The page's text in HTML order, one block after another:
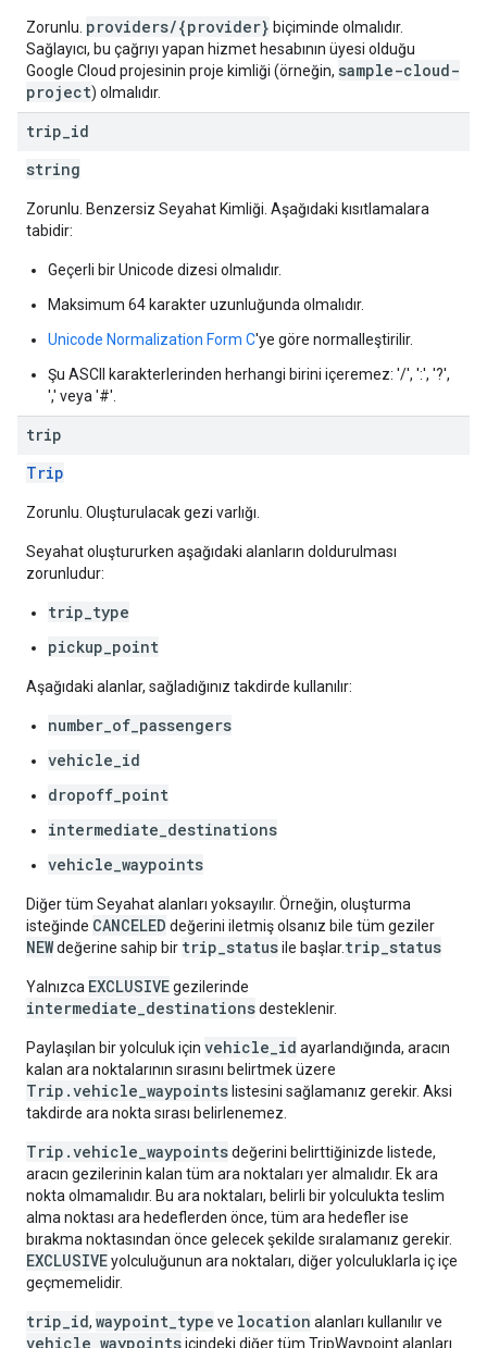
Zorunlu. providers/{provider} biçiminde olmalıdır.
Sağlayıcı, bu çağrıyı yapan hizmet hesabının üyesi olduğu
Google Cloud projesinin proje kimliği (örneğin, sample-cloud-
project) olmalıdır.
trip id
string
Zorunlu. Benzersiz Seyahat Kimliği. Aşağıdaki kısıtlamalara
tabidir:
Geçerli bir Unicode dizesi olmalıdır.
Maksimum 64 karakter uzunluğunda olmalıdır.
Unicode Normalization Form C'ye göre normalleştirilir.
Şu ASCII karakterlerinden herhangi birini içeremez: '/', ':', '?',
',' veya '#'.
trip
Trip
Zorunlu. Oluşturulacak gezi varlığı.
Seyahat oluştururken aşağıdaki alanların doldurulması
zorunludur:
trip_type
pickup_point
Aşağıdaki alanlar, sağladığınız takdirde kullanılır:
number_of_passengers
vehicle_id
dropoff_point
intermediate_destinations
vehicle_waypoints
Diğer tüm Seyahat alanları yoksayılır. Örneğin, oluşturma
isteğinde CANCELED değerini iletmiş olsanız bile tüm geziler
NEWdeğerine sahip bir trip_statusile başlar.trip_status
Yalnızca EXCLUSIVEgezilerinde
intermediate_destinationsdesteklenir.
Paylaşılan bir yolculuk için vehicle_id ayarlandığında, aracın
kalan ara noktalarının sırasını belirtmek üzere
Trip.vehicle_waypoints listesini sağlamanız gerekir. Aksi
takdirde ara nokta sırası belirlenemez.
Trip.vehicle_waypointsdeğerini belirttiğinizde listede,
aracın gezilerinin kalan tüm ara noktaları yer almalıdır. Ek ara
nokta olmamalıdır. Bu ara noktaları, belirli bir yolculukta teslim
alma noktası ara hedeflerden önce, tüm ara hedefler ise
bırakma noktasından önce gelecek şekilde sıralamanız gerekir.
EXCLUSIVEyolculuğunun ara noktaları, diğer yolculuklarla iç içe
geçmemelidir.
trip_id, waypoint_type ve location alanları kullanılır ve
vehicle_waypointsiçindeki diğer tüm TripWaypoint alanları